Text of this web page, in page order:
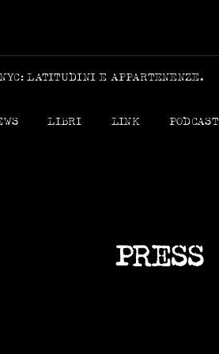
LATITUDINI E APPARTENENZE.
LIBRI LINK PODCAST
PRESS